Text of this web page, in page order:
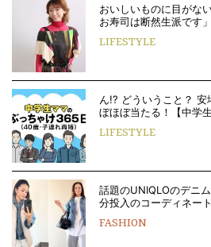
おいしいものに目がな
お寿司は断然生派です
LIFESTYLE
ん!? どういうこと？
ぼほぼ当たる！【中学
LIFESTYLE
話題のUNIQLOのデニ
分投入のコーディネート
FASHION